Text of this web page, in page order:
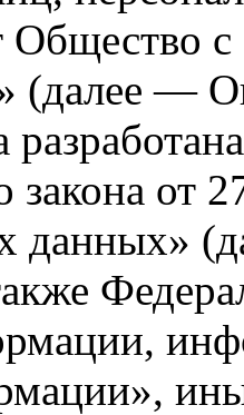
Общество
(далее —
закона
данных»